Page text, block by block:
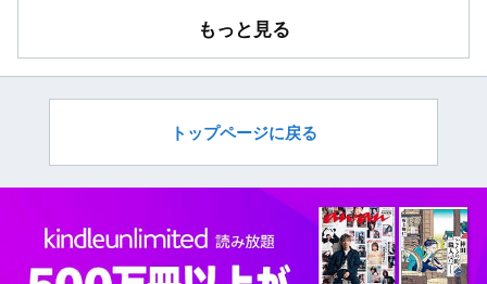
もっと見る
トップページに戻る